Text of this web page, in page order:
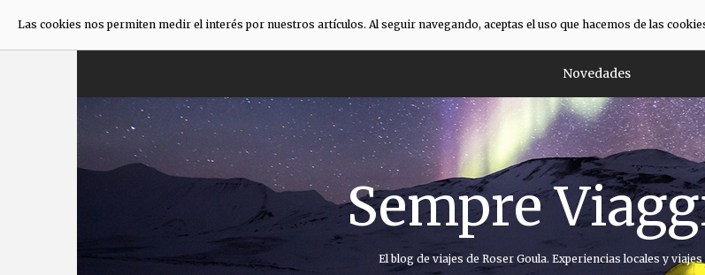
Novedades
Sempre
El blog de viajes de Roser Goula. Experiencias locales y
Las cookies nos permiten medir el interés por nuestros artículos. Al seguir navegando, aceptas el uso que hacemos de las